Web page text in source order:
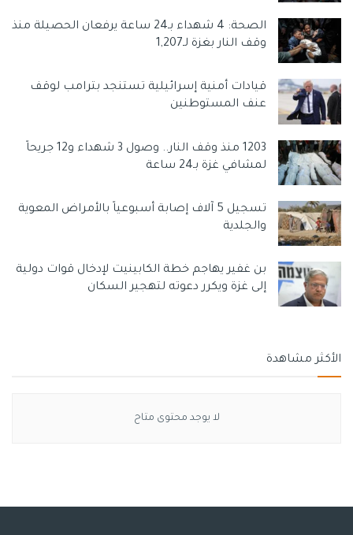
الصحة: 4 شهداء بـ24 ساعة يرفعان الحصيلة منذ
وقف النار بغزة لـ1,207
قيادات أمنية إسرائيلية تستنجد بترامب لوقف
عنف المستوطنين
1203 منذ وقف النار.. وصول 3 شهداء و12 جريحاً
لمشافي غزة بـ24 ساعة
تسجيل 5 آلاف إصابة أسبوعياً بالأمراض المعوية
والجلدية
بن غفير يهاجم خطة الكابينيت لإدخال قوات دولية
إلى غزة ويكرر دعوته لتهجير السكان
الأكثر مشاهدة
لا يوجد محتوى متاح